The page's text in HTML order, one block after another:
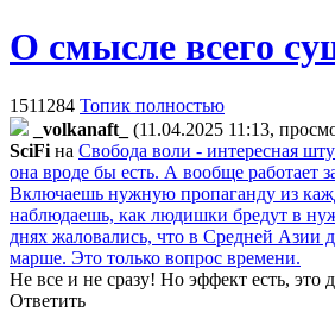
О смысле всего
1511284 Топик полностью
_volkanaft_
(11.04.2025 11:13,
SciFi на Свобода воли - интересная
она вроде бы есть. А вообще работает
Включаешь нужную пропаганду из
наблюдаешь, как людишки бредут в
днях жаловались, что в Средней Азии
марше. Это только вопрос времени.
Не все и не сразу! Но эффект есть, это
Ответить